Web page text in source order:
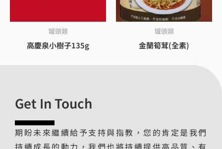
罐頭類
高慶泉小樹子135g
罐頭類
金蘭筍茸(全素)
Get In Touch
期盼未來繼續給予支持與指教，您的肯定是我們
持續成長的動力，我們也將持續提供高品質、有